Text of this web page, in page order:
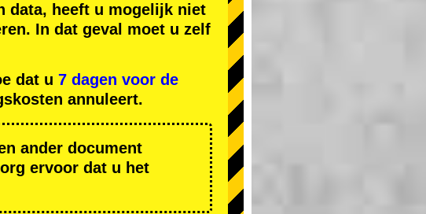
data, heeft u mogelijk niet
In dat geval moet u zelf
dat u 7 dagen voor de
annuleert.
ander document
ervoor dat u het